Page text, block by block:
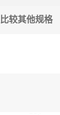
比较其他规格